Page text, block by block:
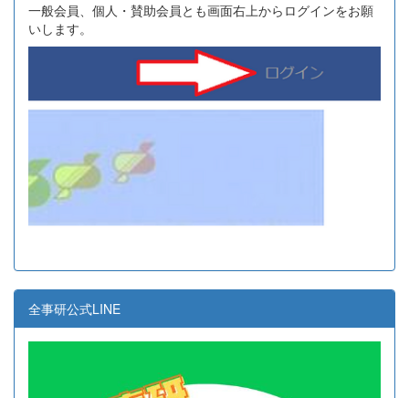
一般会員、個人・賛助会員とも画面右上からログインをお願
いします。
全事研公式LINE